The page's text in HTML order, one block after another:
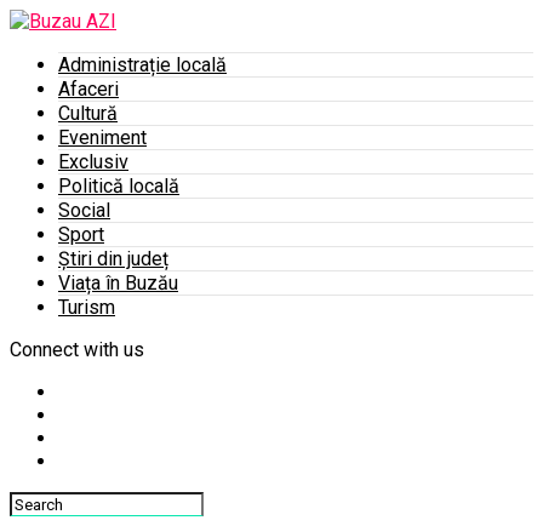
Administrație locală
Afaceri
Cultură
Eveniment
Exclusiv
Politică locală
Social
Sport
Știri din județ
Viața în Buzău
Turism
Connect with us